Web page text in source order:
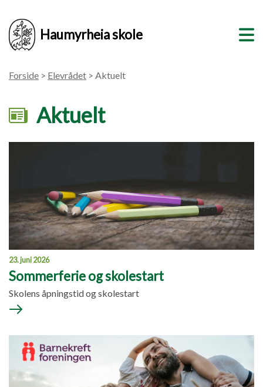
Haumyrheia skole
Forside > Elevrådet > Aktuelt
Aktuelt
23. juni 2026
Sommerferie og skolestart
Skolens åpningstid og skolestart